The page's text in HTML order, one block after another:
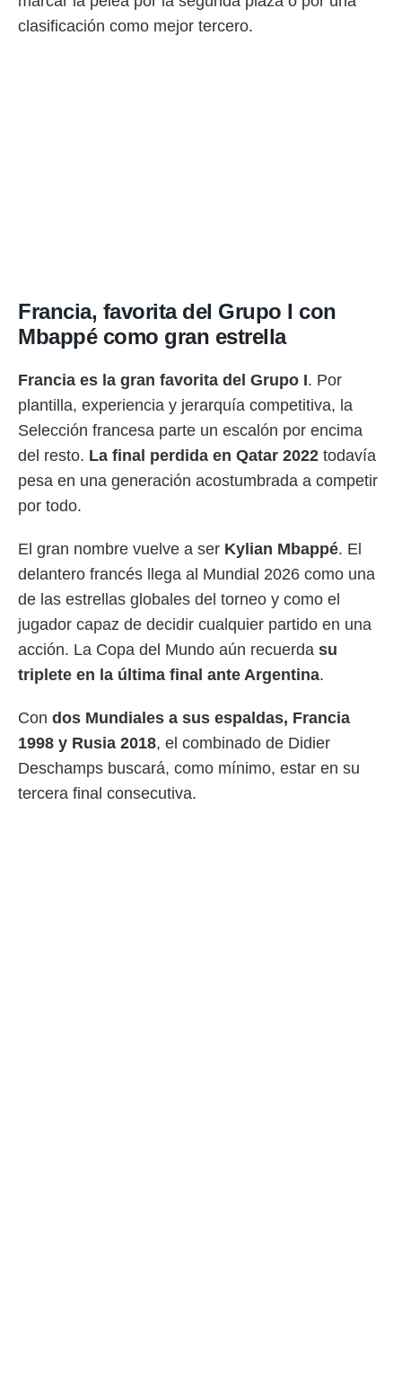
clasificación como mejor tercero.
Francia, favorita del Grupo I con
Mbappé como gran estrella
Francia es la gran favorita del Grupo I. Por
plantilla, experiencia y jerarquía competitiva, la
Selección francesa parte un escalón por encima
del resto. La final perdida en Qatar 2022 todavía
pesa en una generación acostumbrada a competir
por todo.
El gran nombre vuelve a ser Kylian Mbappé. El
delantero francés llega al Mundial 2026 como una
de las estrellas globales del torneo y como el
jugador capaz de decidir cualquier partido en una
acción. La Copa del Mundo aún recuerda su
triplete en la última final ante Argentina.
Con dos Mundiales a sus espaldas, Francia
1998 y Rusia 2018, el combinado de Didier
Deschamps buscará, como mínimo, estar en su
tercera final consecutiva.